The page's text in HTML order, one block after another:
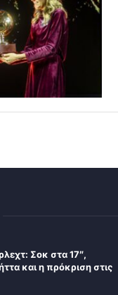
Σοκ στα 17″,
και η πρόκριση στις